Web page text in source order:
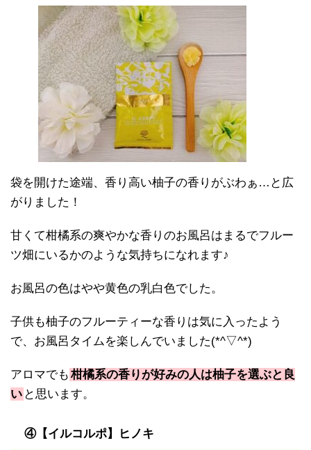
袋を開けた途端、香り高い柚子の香りがぶわぁ…と広
がりました！
甘くて柑橘系の爽やかな香りのお風呂はまるでフルー
ツ畑にいるかのような気持ちになれます♪
お風呂の色はやや黄色の乳白色でした。
子供も柚子のフルーティーな香りは気に入ったよう
で、お風呂タイムを楽しんでいました(*^▽^*)
アロマでも 柑橘系の香りが好みの人は柚子を選ぶと良
い と思います。
④【イルコルポ】ヒノキ